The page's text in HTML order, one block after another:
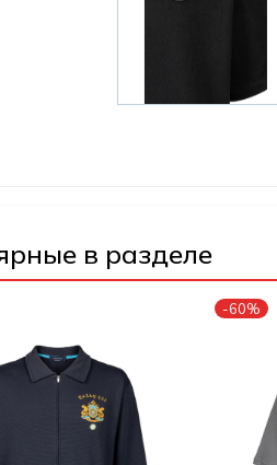
в разделе
-60%